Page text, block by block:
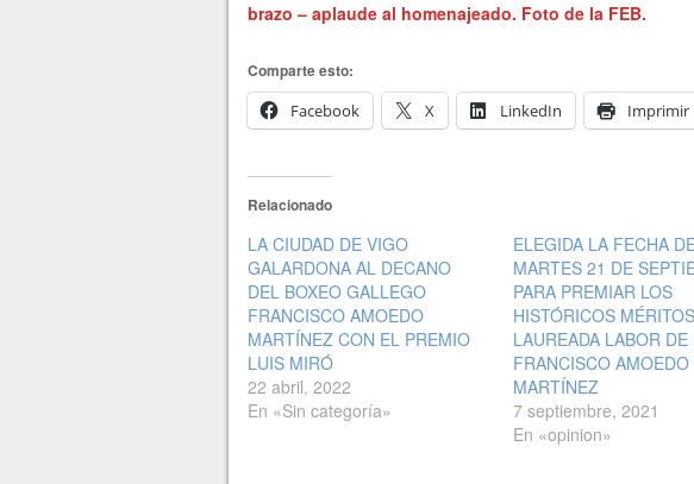
brazo – aplaude al homenajeado. Foto de la FEB.
Comparte esto:
Facebook
X LinkedIn Imprimir
Relacionado
LA CIUDAD DE VIGO
GALARDONA AL DECANO
DEL BOXEO GALLEGO
FRANCISCO AMOEDO
MARTÍNEZ CON EL PREMIO
LUIS MIRÓ
22 abril, 2022
En «Sin categoría»
ELEGIDA LA FECHA
MARTES 21 DE
PARA PREMIAR LOS
HISTÓRICOS
LAUREADA LABOR DE
FRANCISCO AMOEDO
MARTÍNEZ
7 septiembre, 2021
En «opinion»